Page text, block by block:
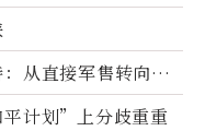
从直接军售转向间
计划”上分歧重重